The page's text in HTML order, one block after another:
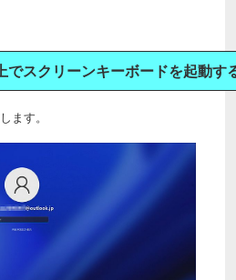
スクリーンキーボードを起動す
ます。